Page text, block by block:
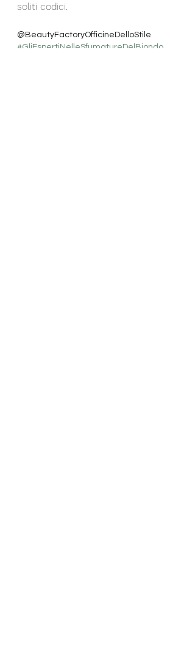
soliti codici.
@BeautyFactoryOfficineDelloStile
#GliEspertiNelleSfumatureDelBiondo